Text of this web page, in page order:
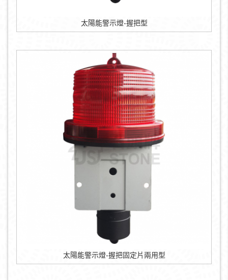
太陽能警示燈-握把型
太陽能警示燈-握把固定片兩用型